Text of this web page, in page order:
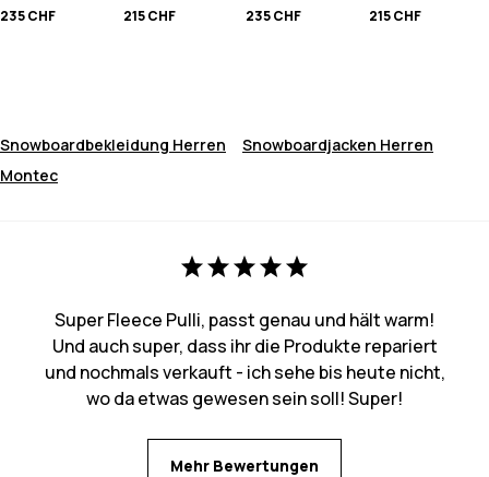
235 CHF
215 CHF
235 CHF
215 CHF
Snowboardbekleidung Herren
Snowboardjacken Herren
Montec
Super Fleece Pulli, passt genau und hält warm!
Und auch super, dass ihr die Produkte repariert
und nochmals verkauft - ich sehe bis heute nicht,
wo da etwas gewesen sein soll! Super!
Mehr Bewertungen